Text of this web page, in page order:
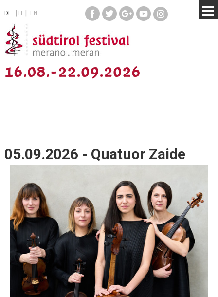
DE IT EN
16.08.-22.09.2026
05.09.2026 - Quatuor Zaide